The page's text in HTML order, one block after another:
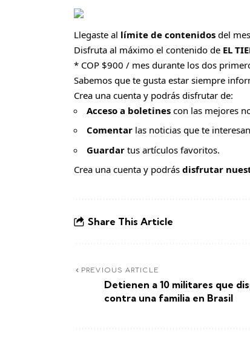
Llegaste al límite de contenidos del mes
Disfruta al máximo el contenido de EL
* COP $900 / mes durante los dos
Sabemos que te gusta estar siempre
Crea una cuenta y podrás disfrutar de:
Acceso a boletines con las mejores
Comentar las noticias que te
Guardar tus artículos favoritos.
Crea una cuenta y podrás disfrutar
Share This Article
PREVIOUS ARTICLE
Detienen a 10 militares que
contra una familia en Brasil